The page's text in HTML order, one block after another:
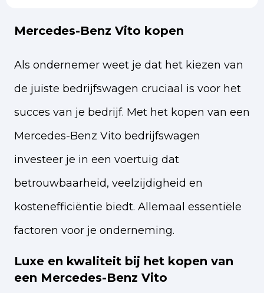
Mercedes-Benz Vito kopen
Als ondernemer weet je dat het kiezen van
de juiste bedrijfswagen cruciaal is voor het
succes van je bedrijf. Met het kopen van een
Mercedes-Benz Vito bedrijfswagen
investeer je in een voertuig dat
betrouwbaarheid, veelzijdigheid en
kostenefficiëntie biedt. Allemaal essentiële
factoren voor je onderneming.
Luxe en kwaliteit bij het kopen van
een Mercedes-Benz Vito